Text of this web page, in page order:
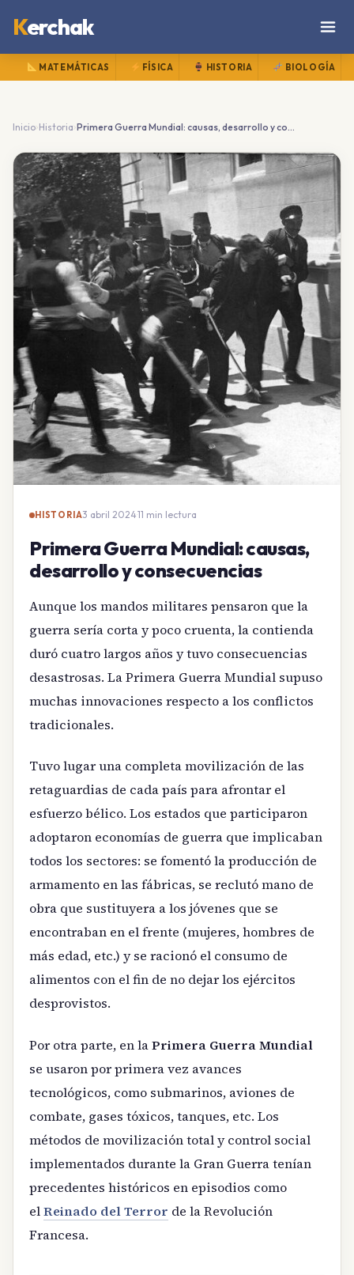
Kerchak
MATEMÁTICAS FÍSICA HISTORIA BIOLOGÍA
Inicio›Historia › Primera Guerra Mundial: causas, desarrollo y consecuencias
HISTORIA3 abril 2024·11 min lectura
Primera Guerra Mundial: causas,
desarrollo y consecuencias
Aunque los mandos militares pensaron que la
guerra sería corta y poco cruenta, la contienda
duró cuatro largos años y tuvo consecuencias
desastrosas. La Primera Guerra Mundial supuso
muchas innovaciones respecto a los conflictos
tradicionales.
Tuvo lugar una completa movilización de las
retaguardias de cada país para afrontar el
esfuerzo bélico. Los estados que participaron
adoptaron economías de guerra que implicaban
todos los sectores: se fomentó la producción de
armamento en las fábricas, se reclutó mano de
obra que sustituyera a los jóvenes que se
encontraban en el frente (mujeres, hombres de
más edad, etc.) y se racionó el consumo de
alimentos con el fin de no dejar los ejércitos
desprovistos.
Por otra parte, en laPrimera Guerra Mundial
se usaron por primera vez avances
tecnológicos, como submarinos, aviones de
combate, gases tóxicos, tanques, etc. Los
métodos de movilización total y control social
implementados durante la Gran Guerra tenían
precedentes históricos en episodios como
elReinado del Terror de la Revolución
Francesa.